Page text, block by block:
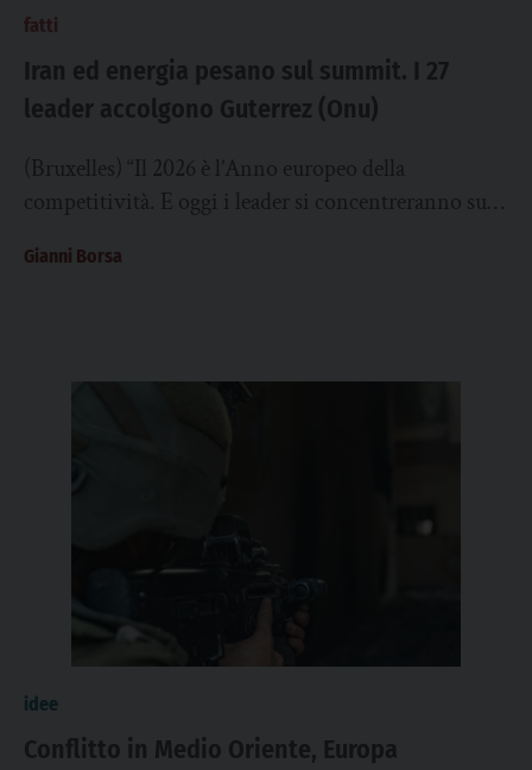
fatti
Iran ed energia pesano sul summit. I 27
leader accolgono Guterrez (Onu)
(Bruxelles) “Il 2026 è l’Anno europeo della
competitività. E oggi i leader si concentreranno sulla
economica è...
Gianni Borsa
idee
Conflitto in Medio Oriente, Europa